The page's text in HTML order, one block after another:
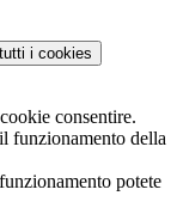
i cookies
consentire.
funzionamento della
potete